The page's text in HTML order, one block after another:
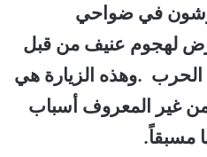
في ضواحي
لهجوم عنيف من قبل
.وهذه الزيارة هي
غير المعروف أسباب
مسبقاً.